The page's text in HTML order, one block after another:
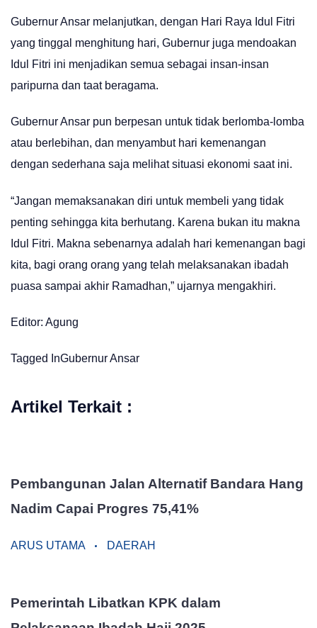
Gubernur Ansar melanjutkan, dengan Hari Raya Idul Fitri
yang tinggal menghitung hari, Gubernur juga mendoakan
Idul Fitri ini menjadikan semua sebagai insan-insan
paripurna dan taat beragama.
Gubernur Ansar pun berpesan untuk tidak berlomba-lomba
atau berlebihan, dan menyambut hari kemenangan
dengan sederhana saja melihat situasi ekonomi saat ini.
“Jangan memaksanakan diri untuk membeli yang tidak
penting sehingga kita berhutang. Karena bukan itu makna
Idul Fitri. Makna sebenarnya adalah hari kemenangan bagi
kita, bagi orang orang yang telah melaksanakan ibadah
puasa sampai akhir Ramadhan,” ujarnya mengakhiri.
Editor: Agung
Tagged InGubernur Ansar
Artikel Terkait :
Pembangunan Jalan Alternatif Bandara Hang
Nadim Capai Progres 75,41%
ARUS UTAMA DAERAH
Pemerintah Libatkan KPK dalam